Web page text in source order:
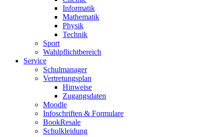
Informatik
Mathematik
Physik
Technik
Sport
Wahlpflichtbereich
Service
Schulmanager
Vertretungsplan
Hinweise
Zugangsdaten
Moodle
Infoschriften & Formulare
BookResale
Schulkleidung